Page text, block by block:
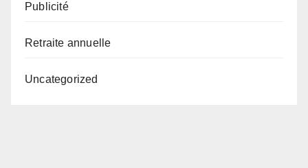
Publicité
Retraite annuelle
Uncategorized